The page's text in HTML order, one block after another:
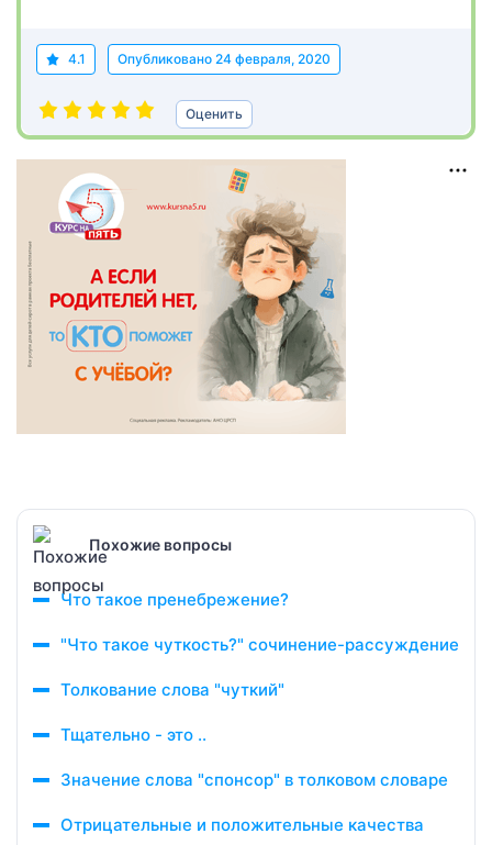
4.1 Опубликовано 24 февраля, 2020
Оценить
Похожие вопросы
Что такое пренебрежение?
"Что такое чуткость?" сочинение-рассуждение
Толкование слова "чуткий"
Тщательно - это ..
Значение слова "спонсор" в толковом словаре
Отрицательные и положительные качества